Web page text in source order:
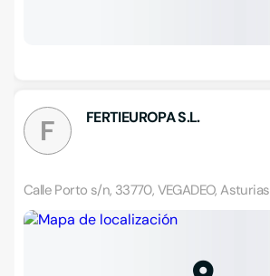
F FERTIEUROPA S.L.
Calle Porto s/n, 33770, VEGADEO, Asturias